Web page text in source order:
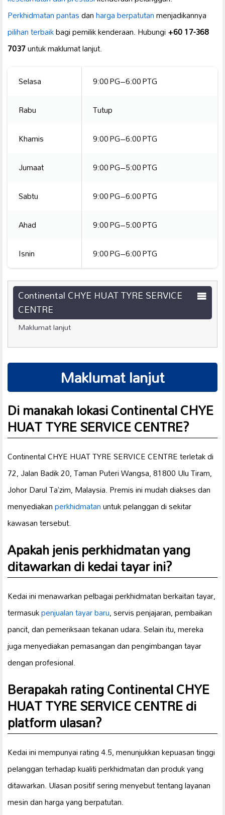
Perkhidmatan pantasdanharga berpatutanmenjadikannya
pilihan terbaikbagi pemilik kenderaan. Hubungi+60 17-368
7037untuk maklumat lanjut.
Selasa
9:00 PG–6:00 PTG
Rabu
Tutup
Khamis
9:00 PG–6:00 PTG
Jumaat
9:00 PG–5:00 PTG
Sabtu
9:00 PG–6:00 PTG
Ahad
9:00 PG–5:00 PTG
Isnin
9:00 PG–6:00 PTG
Continental CHYE HUAT TYRE SERVICE
CENTRE
Maklumat lanjut
Maklumat lanjut
Di manakah lokasi Continental CHYE
HUAT TYRE SERVICE CENTRE?
Continental CHYE HUAT TYRE SERVICE CENTRE terletak di
72, Jalan Badik 20, Taman Puteri Wangsa, 81800 Ulu Tiram,
Johor Darul Ta’zim, Malaysia. Premis ini mudah diakses dan
menyediakanperkhidmatanuntuk pelanggan di sekitar
kawasan tersebut.
Apakah jenis perkhidmatan yang
ditawarkan di kedai tayar ini?
Kedai ini menawarkan pelbagai perkhidmatan berkaitan tayar,
termasukpenjualan tayar baru, servis penjajaran, pembaikan
pancit, dan pemeriksaan tekanan udara. Selain itu, mereka
juga menyediakan pemasangan dan pengimbangan tayar
dengan profesional.
Berapakah rating Continental CHYE
HUAT TYRE SERVICE CENTRE di
platform ulasan?
Kedai ini mempunyai rating 4.5, menunjukkan kepuasan tinggi
pelanggan terhadap kualiti perkhidmatan dan produk yang
ditawarkan. Ulasan positif sering menyebut tentang layanan
mesin dan harga yang berpatutan.